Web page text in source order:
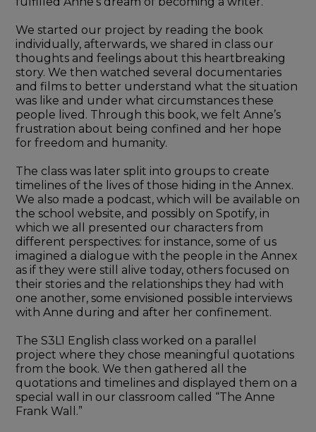
We started our project by reading the book
individually, afterwards, we shared in class our
thoughts and feelings about this heartbreaking
story. We then watched several documentaries
and films to better understand what the situation
was like and under what circumstances these
people lived. Through this book, we felt Anne’s
frustration about being confined and her hope
for freedom and humanity.
The class was later split into groups to create
timelines of the lives of those hiding in the Annex.
We also made a podcast, which will be available on
the school website, and possibly on Spotify, in
which we all presented our characters from
different perspectives: for instance, some of us
imagined a dialogue with the people in the Annex
as if they were still alive today, others focused on
their stories and the relationships they had with
one another, some envisioned possible interviews
with Anne during and after her confinement.
The S3L1 English class worked on a parallel
project where they chose meaningful quotations
from the book. We then gathered all the
quotations and timelines and displayed them on a
special wall in our classroom called “The Anne
Frank Wall.”